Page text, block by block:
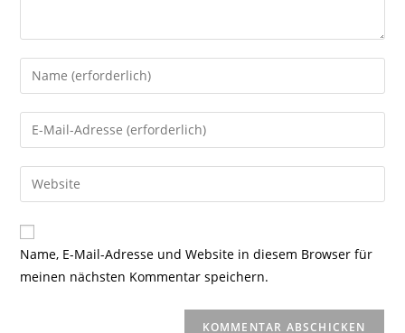
Gib
deinen
Namen
oder
zum
Kommentieren
ein
Gib
deine
E-
Mail-
zum
Kommentieren
ein
Gib
deine
Website-
URL
Name, E-Mail-Adresse und Website in diesem Browser für
meinen nächsten Kommentar speichern.